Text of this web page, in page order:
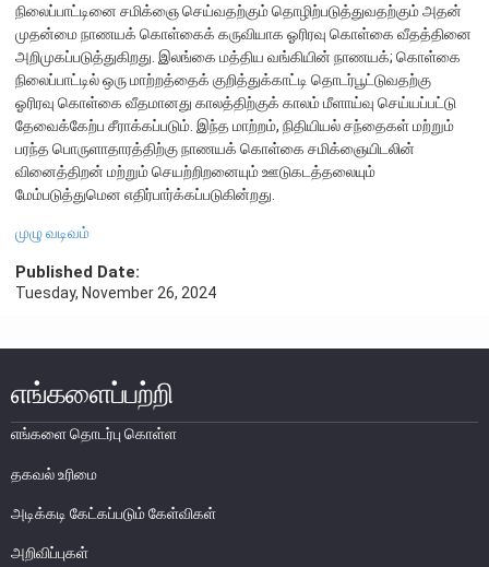
வங்கிப் பணிமனை
வங்கிப் பணிமனை
பிரதேச அலுவலகங்கள்
நூலகம் மற்றும் தகவல் நிலையம்
வங்கித்தொழில் கற்கைகளுக்கான நிலையம்
பொருளாதார வரலாற்று அரும்பொருட் காட்சிச் சாலை
எக்ஸ்டர் அறிக்கை
நிலைப்பாட்டினை சமிக்ஞை செய்வதற்கும் தொழிற்படுத்துவதற்கும் அதன்
முதன்மை நாணயக் கொள்கைக் கருவியாக ஓரிரவு கொள்கை வீதத்தினை
அறிமுகப்படுத்துகிறது. இலங்கை மத்திய வங்கியின் நாணயக்; கொள்கை
நிலைப்பாட்டில் ஒரு மாற்றத்தைக் குறித்துக்காட்டி தொடர்பூட்டுவதற்கு
ஓரிரவு கொள்கை வீதமானது காலத்திற்குக் காலம் மீளாய்வு செய்யப்பட்டு
தேவைக்கேற்ப சீராக்கப்படும். இந்த மாற்றம், நிதியியல் சந்தைகள் மற்றும்
பரந்த பொருளாதாரத்திற்கு நாணயக் கொள்கை சமிக்ஞையிடலின்
வினைத்திறன் மற்றும் செயற்றிறனையும் ஊடுகடத்தலையும்
மேம்படுத்துமென எதிர்பார்க்கப்படுகின்றது.
முழு வடிவம்
Published Date:
Tuesday, November 26, 2024
எங்களைப்பற்றி
எங்களை தொடர்பு கொள்ள
தகவல் உரிமை
அடிக்கடி கேட்கப்படும் கேள்விகள்
அறிவிப்புகள்